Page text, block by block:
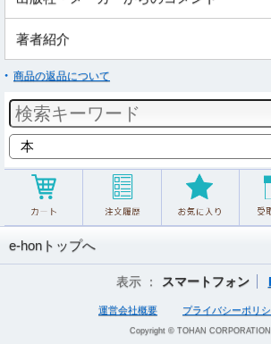
著者紹介
商品の返品について
e-honトップへ
表示 ： スマートフォン
運営会社概要 プライバシーポリ
Copyright © TOHAN CORPORATION